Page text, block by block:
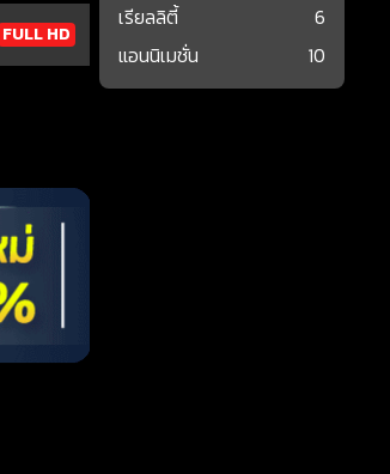
FULL HD
เรียลลิตี้
6
แอนนิเมชั่น
10